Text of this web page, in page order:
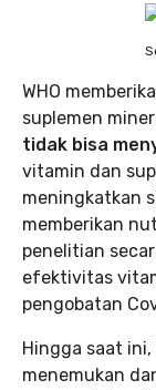
WHO
suplemen
tidak bisa
vitamin dan
meningkatkan
memberikan
penelitian
efektivitas
pengobatan
Hingga saat
menemukan